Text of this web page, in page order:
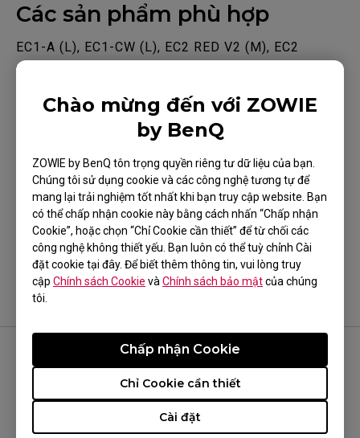
Chào mừng đến với ZOWIE
by BenQ
ZOWIE by BenQ tôn trọng quyền riêng tư dữ liệu của bạn.
Chúng tôi sử dụng cookie và các công nghệ tương tự để
mang lại trải nghiệm tốt nhất khi bạn truy cập website. Bạn
có thể chấp nhận cookie này bằng cách nhấn “Chấp nhận
Cookie”, hoặc chọn “Chỉ Cookie cần thiết” để từ chối các
công nghệ không thiết yếu. Bạn luôn có thể tuỳ chỉnh Cài
đặt cookie tại đây. Để biết thêm thông tin, vui lòng truy
cập Chính sách Cookie và Chính sách bảo mậtcủa chúng
tôi.
Cài đặt
Chỉ Cookie cần thiết
Chấp nhận Cookie
Các sản phẩm phù hợp
EC1-A (L), EC1-CW (L), EC2 RED V2 (M), EC2
WHITE V2 (M), EC2-A (M), EC2-CW (M), EC3-C (S),
EC3-CW (S), FK1 (L), FK1+ (XL), FK1+ (XL), FK1-C
(L), FK2 (M), FK2-DW, S1 WHITE (M), S2-DW, U2,
ZA11 (L), ZA12 (M), ZA12 (M), ZA12 WHITE (M),
ZA12-B (M), ZA12-B WHITE (M), ZA12-C (M), ZA13
(S), ZA13-DW
Show more
Điều này có hữu ích?
Có Không
THEO DÕI ZOWIE